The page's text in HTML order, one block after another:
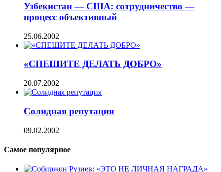
Узбекистан — США: сотрудничество —
процесс объективный
25.06.2002
«СПЕШИТЕ ДЕЛАТЬ ДОБРО»
20.07.2002
Солидная репутация
09.02.2002
Самое популярное